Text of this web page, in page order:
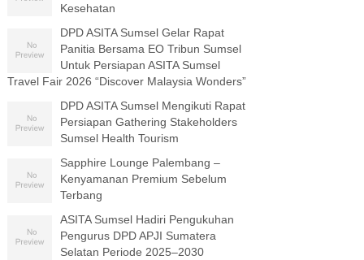
Kesehatan
DPD ASITA Sumsel Gelar Rapat
Panitia Bersama EO Tribun Sumsel
Untuk Persiapan ASITA Sumsel
Travel Fair 2026 “Discover Malaysia Wonders”
DPD ASITA Sumsel Mengikuti Rapat
Persiapan Gathering Stakeholders
Sumsel Health Tourism
Sapphire Lounge Palembang –
Kenyamanan Premium Sebelum
Terbang
ASITA Sumsel Hadiri Pengukuhan
Pengurus DPD APJI Sumatera
Selatan Periode 2025–2030